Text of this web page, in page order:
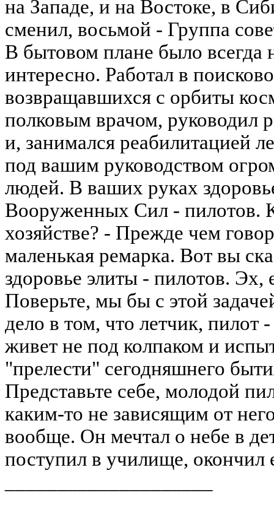
на Западе, и на Востоке, в
сменил, восьмой - Группа
В бытовом плане было всегда
интересно. Работал в
возвращавшихся с орбиты
полковым врачом, руководил
и, занимался реабилитацией
под вашим руководством
людей. В ваших руках
Вооруженных Сил - пилотов.
хозяйстве? - Прежде чем
маленькая ремарка. Вот вы
здоровье элиты - пилотов.
Поверьте, мы бы с этой
дело в том, что летчик, пилот
живет не под колпаком и
"прелести" сегодняшнего
Представьте себе, молодой
каким-то не зависящим от
вообще. Он мечтал о небе в
поступил в училище, окончил